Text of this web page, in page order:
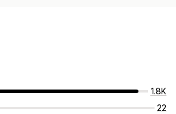
1.8K
22